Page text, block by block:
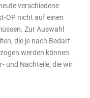
verschiedene
OP nicht auf einen
Zur Auswahl
die je nach Bedarf
werden können.
und Nachteile, die wir